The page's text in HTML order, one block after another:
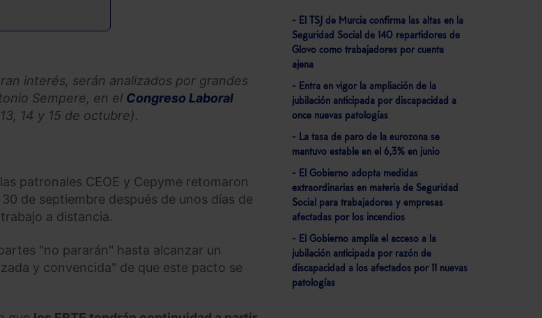
interés, serán analizados por grandes
Sempere, en el Congreso Laboral
14 y 15 de octubre).
patronales CEOE y Cepyme retomaron
de septiembre después de unos días de
a distancia.
"no pararán" hasta alcanzar un
y convencida" de que este pacto se
- El TSJ de Murcia confirma las altas en la
Seguridad Social de 140 repartidores de
Glovo como trabajadores por cuenta
ajena
- Entra en vigor la ampliación de la
jubilación anticipada por discapacidad a
once nuevas patologías
- La tasa de paro de la eurozona se
mantuvo estable en el 6,3% en junio
- El Gobierno adopta medidas
extraordinarias en materia de Seguridad
Social para trabajadores y empresas
afectadas por los incendios
- El Gobierno amplía el acceso a la
jubilación anticipada por razón de
discapacidad a los afectados por 11 nuevas
patologías